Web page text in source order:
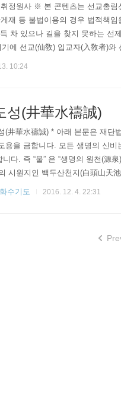
정원사 ※ 본 콘텐츠는 선교총
재 등 불법이용의 경우 법적책
차 있으나 길을 찾지 못하는 선
에 선교(仙敎) 입교자(入敎者)
하는 모든 이의 학문이 될 것이
10:24
성(井華水禱誠)
(井華水禱誠) * 아래 본문은 재
용을 금합니다. 모든 생명의 신
다. 즉 “물” 은 “생명의 원천(源
시원지인 백두산천지(白頭山天
갈래의 하천 유입없이 지하에
수기도 2016. 12. 4. 22:31